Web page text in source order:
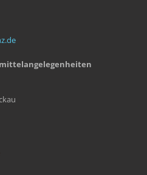
de